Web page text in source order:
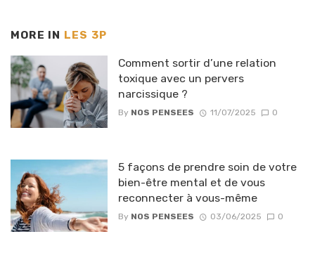
MORE IN LES 3P
Comment sortir d’une relation
toxique avec un pervers
narcissique ?
By NOS PENSEES 11/07/2025 0
5 façons de prendre soin de votre
bien-être mental et de vous
reconnecter à vous-même
By NOS PENSEES 03/06/2025 0